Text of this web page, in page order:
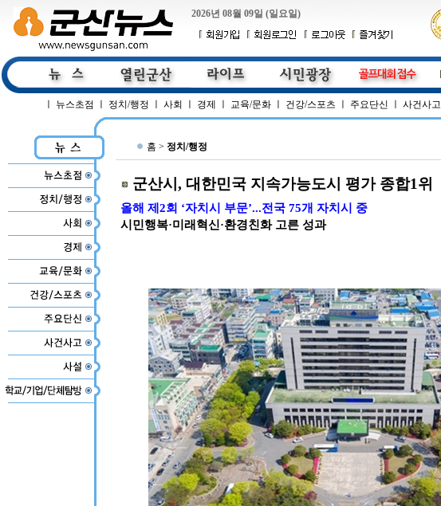
2026년 08월 09일 (일요일)
뉴스초점 정치/행정 사회 경제 교육/문화 건강/스포츠 주요단신 사건사고
홈 > 정치/행정
군산시, 대한민국 지속가능도시 평가 종합1위
올해 제2회 ‘자치시 부문’...전국 75개 자치시 중
시민행복·미래혁신·환경친화 고른 성과